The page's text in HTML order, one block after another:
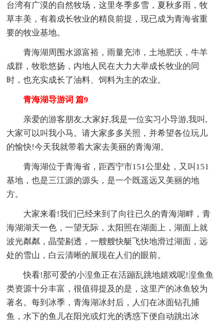
台湾有广漠的自然牧场，这里冬季多雪，夏秋多雨，牧
草丰美，有着成长牧业的精良前提，现已成为青海省重
要的牧业基地。
青海湖周围水源富裕，雨量充沛，土地肥沃，牛羊
成群，牧歌悠扬，内地人民在大力大举成长牧业的同
时，也充实成长了油料、饲料为主的农业。
青海湖导游词 篇9
亲爱的游客朋友,大家好,我是一位实习小导游,我叫,
大家可以叫我小马。请大家多多关照，并希望各位玩儿
的愉快!今天我就带着大家去美丽的青海湖。
青海湖位于青海省，距西宁市151公里处，又叫151
基地，也是三江源的源头，是一个既遥远又美丽的地
方。
大家来看!我们已经来到了向往已久的青海湖畔，青
海湖湖天一色，一望无际，太阳照在湖面上，湖面上就
波光粼粼，晶莹剔透，一艘艘快艇飞快地滑过湖面，远
处的雪山，白云清晰的展现在人们的眼前。
快看!那可爱的小湟鱼正在活蹦乱跳地嬉戏呢!湟鱼鱼
类资源十分丰富，很值得提及的是，这里产的冰鱼较为
著名。每到冰季，青海湖冰封后，人们在冰面钻孔捕
鱼，水下的鱼儿在阳光或灯光的诱惑下便自动跳出冰